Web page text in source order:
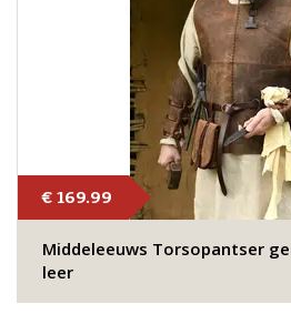
€ 169.99
Middeleeuws Torsopantser
leer